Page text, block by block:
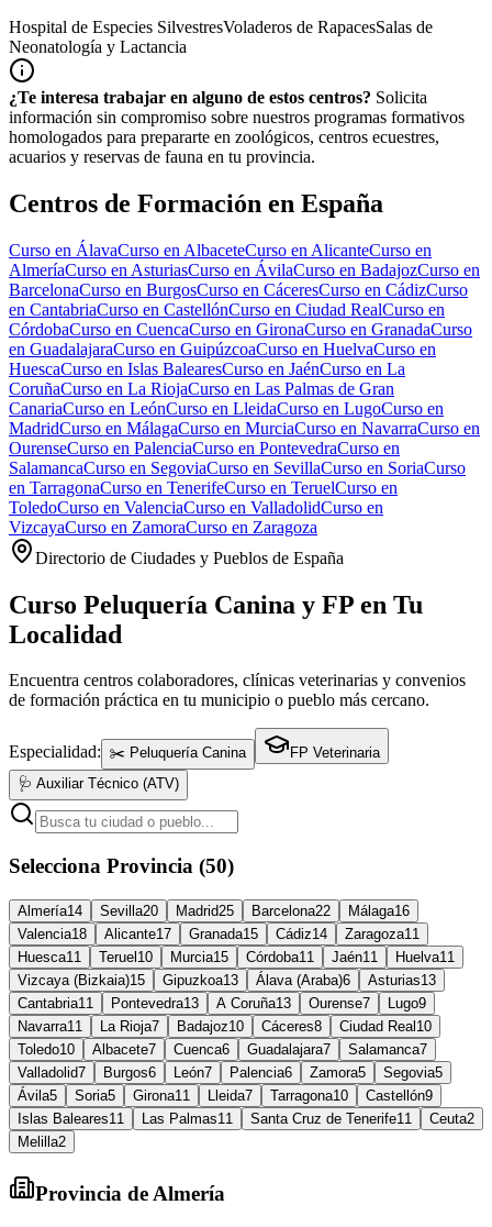
Hospital de Especies SilvestresVoladeros de RapacesSalas de
Neonatología y Lactancia
¿Te interesa trabajar en alguno de estos centros? Solicita
información sin compromiso sobre nuestros programas formativos
homologados para prepararte en zoológicos, centros ecuestres,
acuarios y reservas de fauna en tu provincia.
Centros de Formación en España
Curso en ÁlavaCurso en AlbaceteCurso en AlicanteCurso en
AlmeríaCurso en AsturiasCurso en ÁvilaCurso en BadajozCurso en
BarcelonaCurso en BurgosCurso en CáceresCurso en CádizCurso
en CantabriaCurso en CastellónCurso en Ciudad RealCurso en
CórdobaCurso en CuencaCurso en GironaCurso en GranadaCurso
en GuadalajaraCurso en GuipúzcoaCurso en HuelvaCurso en
HuescaCurso en Islas BalearesCurso en JaénCurso en La
CoruñaCurso en La RiojaCurso en Las Palmas de Gran
CanariaCurso en LeónCurso en LleidaCurso en LugoCurso en
MadridCurso en MálagaCurso en MurciaCurso en NavarraCurso en
OurenseCurso en PalenciaCurso en PontevedraCurso en
SalamancaCurso en SegoviaCurso en SevillaCurso en SoriaCurso
en TarragonaCurso en TenerifeCurso en TeruelCurso en
ToledoCurso en ValenciaCurso en ValladolidCurso en
VizcayaCurso en ZamoraCurso en Zaragoza
Directorio de Ciudades y Pueblos de España
Curso Peluquería Canina y FP en Tu
Localidad
Encuentra centros colaboradores, clínicas veterinarias y convenios
de formación práctica en tu municipio o pueblo más cercano.
Especialidad: ✂️ Peluquería Canina
FP Veterinaria
🩺 Auxiliar Técnico (ATV)
Selecciona Provincia (50)
Almería14 Sevilla20 Madrid25 Barcelona22 Málaga16
Valencia18 Alicante17 Granada15 Cádiz14 Zaragoza11
Huesca11 Teruel 10 Murcia15 Córdoba11 Jaén11 Huelva11
Vizcaya (Bizkaia)15 Gipuzkoa13 Álava (Araba)6 Asturias13
Cantabria11 Pontevedra13 A Coruña13 Ourense7 Lugo9
Navarra11 La Rioja7 Badajoz10 Cáceres8 Ciudad Real 10
Toledo10 Albacete7 Cuenca6 Guadalajara7 Salamanca7
Valladolid7 Burgos6 León7 Palencia6 Zamora5 Segovia5
Ávila5 Soria5 Girona11 Lleida7 Tarragona10 Castellón9
Islas Baleares11 Las Palmas11 Santa Cruz de Tenerife11 Ceuta2
Melilla2
Provincia de Almería